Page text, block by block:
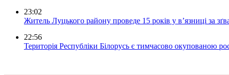
23:02
Житель Луцького району проведе 15 років у в’язниці за
22:56
Територія Республіки Білорусь є тимчасово окупованою